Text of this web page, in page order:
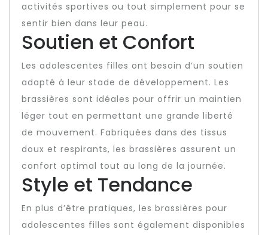
activités sportives ou tout simplement pour se
sentir bien dans leur peau.
Soutien et Confort
Les adolescentes filles ont besoin d’un soutien
adapté à leur stade de développement. Les
brassières sont idéales pour offrir un maintien
léger tout en permettant une grande liberté
de mouvement. Fabriquées dans des tissus
doux et respirants, les brassières assurent un
confort optimal tout au long de la journée.
Style et Tendance
En plus d’être pratiques, les brassières pour
adolescentes filles sont également disponibles